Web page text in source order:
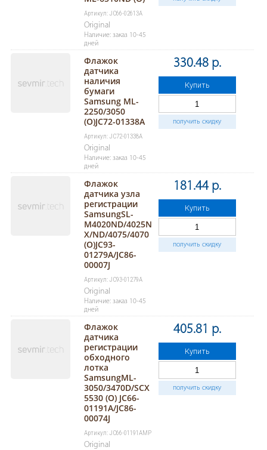
Артикул: JC66-02613A
Original
Наличие: заказ 10-45
дней
Флажок
датчика
наличия
бумаги
Samsung ML-
2250/3050
(O)JC72-01338A
Артикул: JC72-01338A
Original
Наличие: заказ 10-45
дней
330.48 р.
Купить
получить скидку
Флажок
датчика узла
регистрации
SamsungSL-
M4020ND/4025N
X/ND/4075/4070
(O)JC93-
01279A/JC86-
00007J
Артикул: JC93-01279A
Original
Наличие: заказ 10-45
дней
181.44 р.
Купить
получить скидку
Флажок
датчика
регистрации
обходного
лотка
SamsungML-
3050/3470D/SCX
5530 (O) JC66-
01191A/JC86-
00074J
Артикул: JC66-01191AMP
Original
405.81 р.
Купить
получить скидку